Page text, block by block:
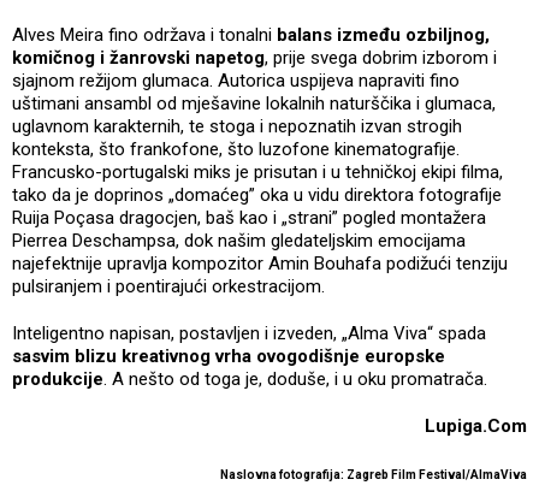
Alves Meira fino održava i tonalni balans između ozbiljnog,
komičnog i žanrovski napetog, prije svega dobrim izborom i
sjajnom režijom glumaca. Autorica uspijeva napraviti fino
uštimani ansambl od mješavine lokalnih naturščika i glumaca,
uglavnom karakternih, te stoga i nepoznatih izvan strogih
konteksta, što frankofone, što luzofone kinematografije.
Francusko-portugalski miks je prisutan i u tehničkoj ekipi filma,
tako da je doprinos „domaćeg” oka u vidu direktora fotografije
Ruija Poçasa dragocjen, baš kao i „strani” pogled montažera
Pierrea Deschampsa, dok našim gledateljskim emocijama
najefektnije upravlja kompozitor Amin Bouhafa podižući tenziju
pulsiranjem i poentirajući orkestracijom.
Inteligentno napisan, postavljen i izveden, „Alma Viva“ spada
sasvim blizu kreativnog vrha ovogodišnje europske
produkcije. A nešto od toga je, doduše, i u oku promatrača.
Lupiga.Com
Naslovna fotografija: Zagreb Film Festival/AlmaViva